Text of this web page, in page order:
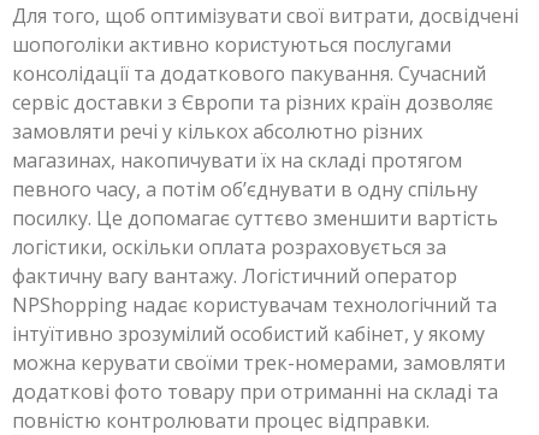
Для того, щоб оптимізувати свої витрати, досвідчені
шопоголіки активно користуються послугами
консолідації та додаткового пакування. Сучасний
сервіс доставки з Європи та різних країн дозволяє
замовляти речі у кількох абсолютно різних
магазинах, накопичувати їх на складі протягом
певного часу, а потім об’єднувати в одну спільну
посилку. Це допомагає суттєво зменшити вартість
логістики, оскільки оплата розраховується за
фактичну вагу вантажу. Логістичний оператор
NPShopping надає користувачам технологічний та
інтуїтивно зрозумілий особистий кабінет, у якому
можна керувати своїми трек-номерами, замовляти
додаткові фото товару при отриманні на складі та
повністю контролювати процес відправки.